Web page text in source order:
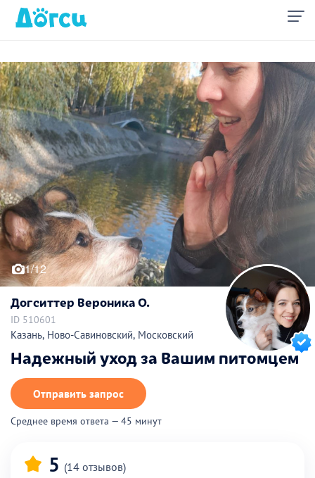
1/12
Догситтер Вероника О.
ID 510601
Казань, Ново-Савиновский, Московский
Надежный уход за Вашим питомцем
Отправить запрос
Среднее время ответа — 45 минут
5 (14 отзывов)